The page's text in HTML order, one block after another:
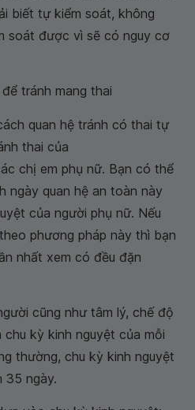
biết tự kiểm soát, không
soát được vì sẽ có nguy cơ
tránh mang thai
quan hệ tránh có thai tự
thai của
chị em phụ nữ. Bạn có thể
ngày quan hệ an toàn này
của người phụ nữ. Nếu
phương pháp này thì bạn
nhất xem có đều đặn
cũng như tâm lý, chế độ
kỳ kinh nguyệt của mỗi
thường, chu kỳ kinh nguyệt
35 ngày.